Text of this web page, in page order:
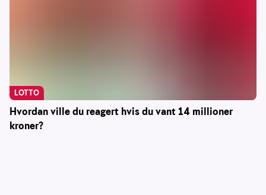
Hvordan ville du reagert hvis du vant 14 millioner
kroner?
LOTTO